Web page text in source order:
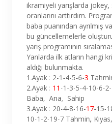
ikramiyeli yarışlarda
oranlarını arttırdım.
baba puanından ayrılmış
bu güncellemelerle
yarış programının
Yanlarda ilk atların hangi
aldığı bulunmakta.
1.Ayak : 2-1-4-5-6-3
2.Ayak : 11 -1-3-5-4-10-6-
Baba, Ana, Sahip
3.Ayak : 20-4-8-16-17-15-
10-1-2-19-7 Tahmin,